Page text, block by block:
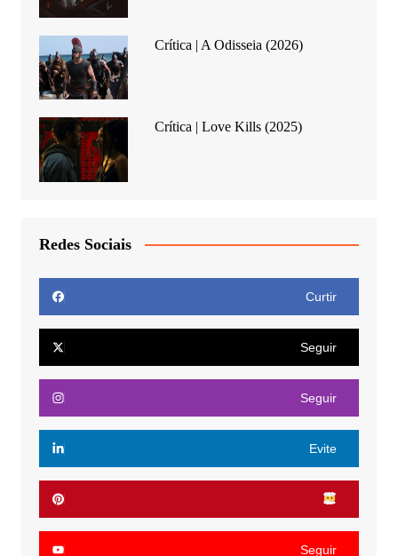
Crítica | A Odisseia (2026)
Crítica | Love Kills (2025)
Redes Sociais
Curtir
Seguir
Seguir
Evite
Seguir